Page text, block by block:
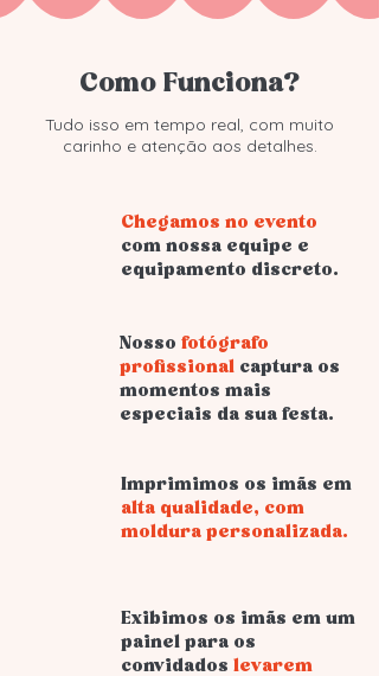
Como Funciona?
Tudo isso em tempo real, com muito
carinho e atenção aos detalhes.
Chegamos no evento
com nossa equipe e
equipamento discreto.
Nosso fotógrafo
profissional captura os
momentos mais
especiais da sua festa.
Imprimimos os imãs em
alta qualidade, com
moldura personalizada.
Exibimos os imãs em um
painel para os
convidados levarem